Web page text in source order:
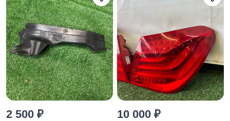
2 500 ₽ 10 000 ₽